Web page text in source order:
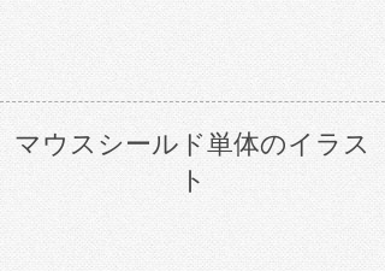
マウスシールド単体のイラス
ト